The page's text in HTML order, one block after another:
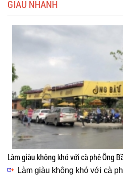
GIÀU NHANH
Làm giàu không khó với cà phê Ông
Làm giàu không khó với cà